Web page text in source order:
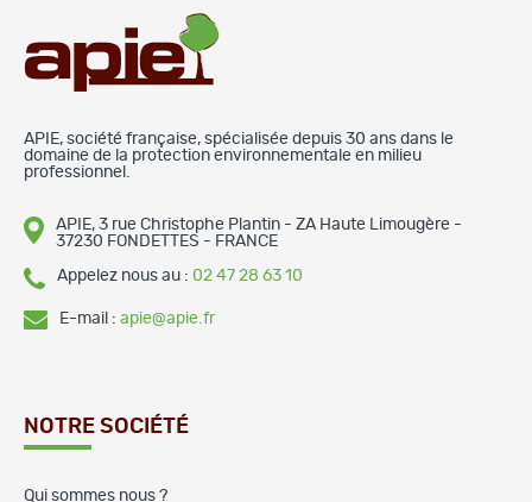
APIE, société française, spécialisée depuis 30 ans dans le
domaine de la protection environnementale en milieu
professionnel.
APIE, 3 rue Christophe Plantin - ZA Haute Limougère -
37230 FONDETTES - FRANCE
Appelez nous au : 02 47 28 63 10
E-mail : apie@apie.fr
NOTRE SOCIÉTÉ
Qui sommes nous ?